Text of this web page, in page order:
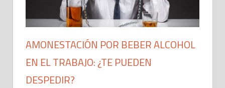
AMONESTACIÓN POR BEBER ALCOHOL
EN EL TRABAJO: ¿TE PUEDEN
DESPEDIR?